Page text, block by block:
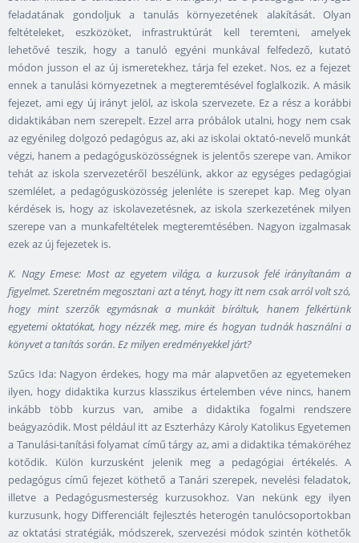
feladatának gondoljuk a tanulás környezetének alakítását. Olyan
feltételeket, eszközöket, infrastruktúrát kell teremteni, amelyek
lehetővé teszik, hogy a tanuló egyéni munkával felfedező, kutató
módon jusson el az új ismeretekhez, tárja fel ezeket. Nos, ez a fejezet
ennek a tanulási környezetnek a megteremtésével foglalkozik. A másik
fejezet, ami egy új irányt jelöl, az iskola szervezete. Ez a rész a korábbi
didaktikában nem szerepelt. Ezzel arra próbálok utalni, hogy nem csak
az egyénileg dolgozó pedagógus az, aki az iskolai oktató-nevelő munkát
végzi, hanem a pedagógusközösségnek is jelentős szerepe van. Amikor
tehát az iskola szervezetéről beszélünk, akkor az egységes pedagógiai
szemlélet, a pedagógusközösség jelenléte is szerepet kap. Meg olyan
kérdések is, hogy az iskolavezetésnek, az iskola szerkezetének milyen
szerepe van a munkafeltételek megteremtésében. Nagyon izgalmasak
ezek az új fejezetek is.
K. Nagy Emese: Most az egyetem világa, a kurzusok felé irányítanám a
figyelmet. Szeretném megosztani azt a tényt, hogy itt nem csak arról volt szó,
hogy mint szerzők egymásnak a munkáit bíráltuk, hanem felkértünk
egyetemi oktatókat, hogy nézzék meg, mire és hogyan tudnák használni a
könyvet a tanítás során. Ez milyen eredményekkel járt?
Szűcs Ida: Nagyon érdekes, hogy ma már alapvetően az egyetemeken
ilyen, hogy didaktika kurzus klasszikus értelemben véve nincs, hanem
inkább több kurzus van, amibe a didaktika fogalmi rendszere
beágyazódik. Most például itt az Eszterházy Károly Katolikus Egyetemen
a Tanulási-tanítási folyamat című tárgy az, ami a didaktika témaköréhez
kötődik. Külön kurzusként jelenik meg a pedagógiai értékelés. A
pedagógus című fejezet köthető a Tanári szerepek, nevelési feladatok,
illetve a Pedagógusmesterség kurzusokhoz. Van nekünk egy ilyen
kurzusunk, hogy Differenciált fejlesztés heterogén tanulócsoportokban
az oktatási stratégiák, módszerek, szervezési módok szintén köthetők